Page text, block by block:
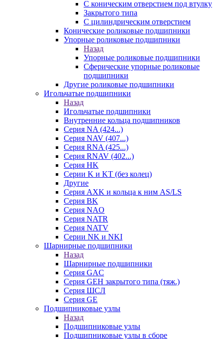
С коническим отверстием под втулку
Закрытого типа
С цилиндрическим отверстием
Конические роликовые подшипники
Упорные роликовые подшипники
Назад
Упорные роликовые подшипники
Сферические упорные роликовые
подшипники
Другие роликовые подшипники
Игольчатые подшипники
Назад
Игольчатые подшипники
Внутренние кольца подшипников
Серия NA (424...)
Серия NAV (407...)
Серия RNA (425...)
Серия RNAV (402...)
Серия HK
Серии K и KT (без колец)
Другие
Серия AXK и кольца к ним AS/LS
Серия BK
Серия NAO
Серия NATR
Серия NATV
Серии NK и NKI
Шарнирные подшипники
Назад
Шарнирные подшипники
Серия GAC
Серия GEH закрытого типа (тяж.)
Серия ШСЛ
Серия GE
Подшипниковые узлы
Назад
Подшипниковые узлы
Подшипниковые узлы в сборе